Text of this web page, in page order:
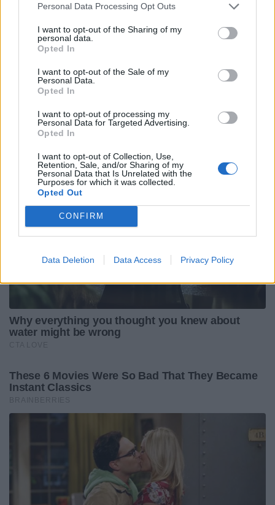
Personal Data Processing Opt Outs
I want to opt-out of the Sharing of my
personal data.
Opted In
I want to opt-out of the Sale of my
Personal Data.
Opted In
I want to opt-out of processing my
Personal Data for Targeted Advertising.
Opted In
I want to opt-out of Collection, Use,
Retention, Sale, and/or Sharing of my
Personal Data that Is Unrelated with the
Purposes for which it was collected.
Opted Out
CONFIRM
Data Deletion Data Access Privacy Policy
TMO:Thomas Charabas (FFR)
Cartellini:38’ Zucconi (ITA)
Calciatori : Murphy (IRE) 3/4; Pucciariello (ITA)
3/3; Casilio (ITA) 0/1
Player of the Match:
Evan O’Connell (IRE)
gioco in sintetico, spettatori 8000